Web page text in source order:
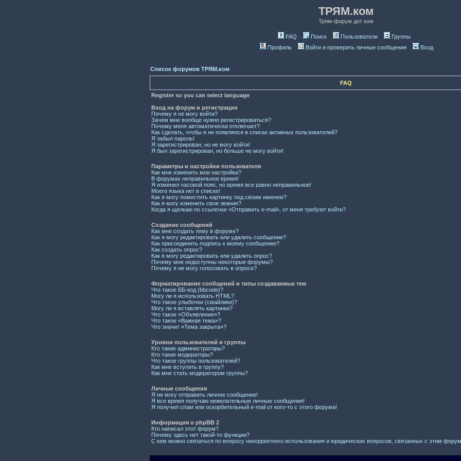
ТРЯМ.ком
Трям-форум дот ком
FAQ Поиск Пользователи
Группы
Профиль
Войти и проверить личные сообщения Вход
Список форумов ТРЯМ.ком
FAQ
Register so you can select language
Вход на форум и регистрация
Почему я не могу войти?
Зачем мне вообще нужно регистрироваться?
Почему меня автоматически отключает?
Как сделать, чтобы я не появлялся в списке активных пользователей?
Я забыл пароль!
Я зарегистрирован, но не могу войти!
Я был зарегистрирован, но больше не могу войти!
Параметры и настройки пользователя
Как мне изменить мои настройки?
В форумах неправильное время!
Я изменил часовой пояс, но время все равно неправильное!
Моего языка нет в списке!
Как я могу поместить картинку под своим именем?
Как я могу изменить свое звание?
Когда я щелкаю по ссылочке «Отправить e-mail», от меня требуют войти?
Создание сообщений
Как мне создать тему в форуме?
Как я могу редактировать или удалить сообщение?
Как присоединить подпись к моему сообщению?
Как создать опрос?
Как я могу редактировать или удалить опрос?
Почему мне недоступны некоторые форумы?
Почему я не могу голосовать в опросе?
Форматирование сообщений и типы создаваемых тем
Что такое ББ-код (bbcode)?
Могу ли я использовать HTML?
Что такое улыбочки (смайлики)?
Могу ли я вставлять картинки?
Что такое «Объявление»?
Что такое «Важная тема»?
Что значит «Тема закрыта»?
Уровни пользователей и группы
Кто такие администраторы?
Кто такие модераторы?
Что такое группы пользователей?
Как мне вступить в группу?
Как мне стать модератором группы?
Личные сообщения
Я не могу отправить личное сообщение!
Я все время получаю нежелательные личные сообщения!
Я получил спам или оскорбительный e-mail от кого-то с этого форума!
Информация о phpBB 2
Кто написал этот форум?
Почему здесь нет такой-то функции?
С кем можно связаться по вопросу некорректного использования и юридических вопросов, связанных с этим